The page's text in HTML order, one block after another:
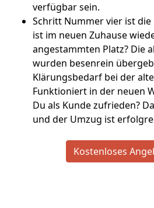
verfügbar sein.
Schritt Nummer vier ist die
ist im neuen Zuhause
angestammten Platz? Die
wurden besenrein
Klärungsbedarf bei der
Funktioniert in der neuen
Du als Kunde zufrieden?
und der Umzug ist
Kostenloses